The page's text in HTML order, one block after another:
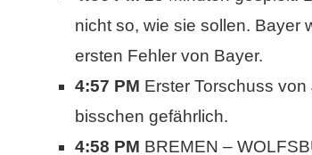
nicht so, wie sie sollen. Bayer
ersten Fehler von Bayer.
4:57 PM Erster Torschuss
bisschen gefährlich.
4:58 PM BREMEN –